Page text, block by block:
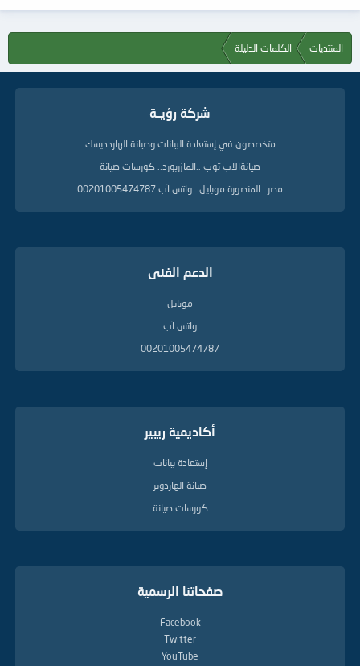
المنتديات الكلمات الدليلة
شركة رؤيــة
متخصصون في إستعادة البيانات وصيانة الهاردديسك
صيانةالاب توب ..المازربورد.. كورسات صيانة
مصر ..المنصورة موبايل ..واتس آب 00201005474787
الدعم الفنى
موبايل
واتس آب
00201005474787
أكاديمية ريبير
إستعادة بيانات
صيانة الهاردوير
كورسات صيانة
صفحاتنا الرسمية
Facebook
Twitter
YouTube